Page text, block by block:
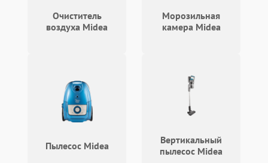
Очиститель
воздуха Midea
Морозильная
камера Midea
Пылесос Midea
Вертикальный
пылесос Midea